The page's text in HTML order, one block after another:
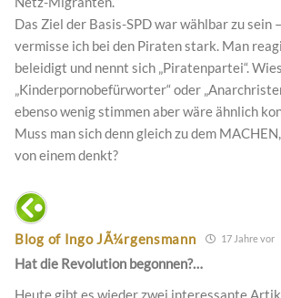
Das Ziel der Basis-SPD war wählbar zu sein
vermisse ich bei den Piraten stark. Man
beleidigt und nennt sich „Piratenpartei“.
„Kinderpornobefürworter“ oder
ebenso wenig stimmen aber wäre ähnlich
Muss man sich denn gleich zu dem
von einem denkt?
Blog of Ingo JÃ¼rgensmann 17 Jahre vor
Hat die Revolution begonnen?…
Heute gibt es wieder zwei interessante